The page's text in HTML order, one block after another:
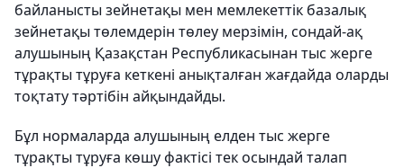
байланысты зейнетақы мен мемлекеттік базалық
зейнетақы төлемдерін төлеу мерзімін, сондай-ақ
алушының Қазақстан Республикасынан тыс жерге
тұрақты тұруға кеткені анықталған жағдайда оларды
тоқтату тәртібін айқындайды.
Бұл нормаларда алушының елден тыс жерге
тұрақты тұруға көшу фактісі тек осындай талап